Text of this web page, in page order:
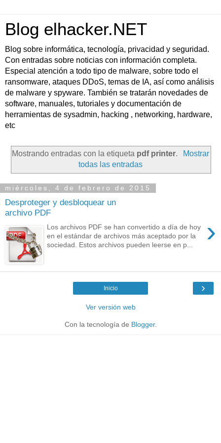
Blog elhacker.NET
Blog sobre informática, tecnología, privacidad y seguridad.
Con entradas sobre noticias con información completa.
Especial atención a todo tipo de malware, sobre todo el
ransomware, ataques DDoS, temas de IA, así como análisis
de malware y spyware. También se tratarán novedades de
software, manuales, tutoriales y documentación de
herramientas de sysadmin, hacking , networking, hardware,
etc
Mostrando entradas con la etiqueta pdf printer.
Mostrar
todas las entradas
miércoles, 4 de febrero de 2015
Desproteger y desbloquear un
archivo PDF
›
Los archivos PDF se han convertido a día de hoy
en el estándar de archivos más aceptado por la
sociedad. Estos archivos pueden leerse en p...
›
Inicio
Ver versión web
Con la tecnología de Blogger.